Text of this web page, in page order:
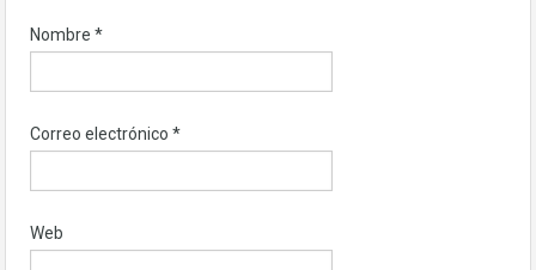
Nombre *
Correo electrónico *
Web